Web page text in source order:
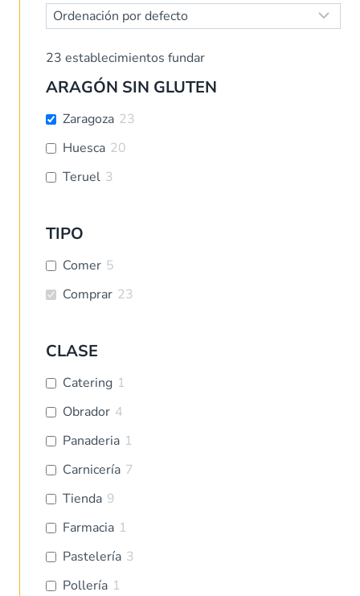
23 establecimientos fundar
ARAGÓN SIN GLUTEN
Zaragoza 23
Huesca 20
Teruel 3
TIPO
Comer 5
Comprar 23
CLASE
Catering 1
Obrador 4
Panaderia 1
Carnicería 7
Tienda 9
Farmacia 1
Pastelería 3
Pollería 1